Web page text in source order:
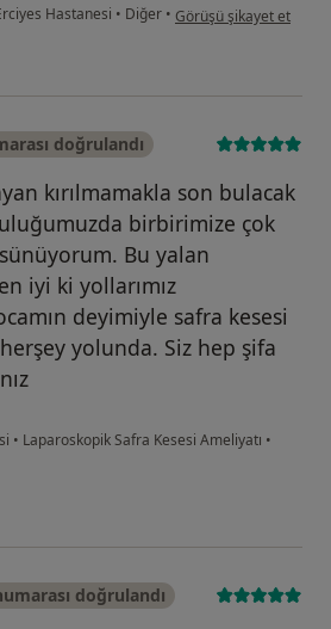
Hastanesi • Diğer • kullanıcının görüşüne
Görüşü şikayet et
doğrulandı
kırılmamakla son bulacak
birbirimize çok
Bu yalan
iyi ki yollarımız
deyimiyle safra kesesi
yolunda. Siz hep şifa
• Laparoskopik Safra Kesesi Ameliyatı •
doğrulandı